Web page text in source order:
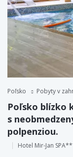
Poľsko Pobyty v
Poľsko blízko
s
polpenziou.
Hotel Mir-Jan